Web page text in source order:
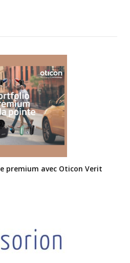
premium avec Oticon Verit